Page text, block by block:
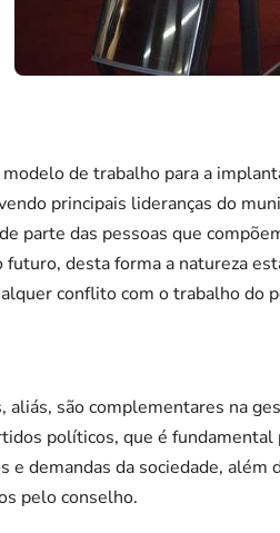
de trabalho para a
principais lideranças do
parte das pessoas que
futuro, desta forma a natureza
conflito com o trabalho do
aliás, são complementares na
políticos, que é
e demandas da sociedade,
pelo conselho.